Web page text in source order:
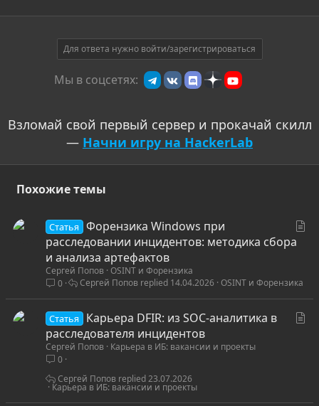
Для ответа нужно войти/зарегистрироваться
Мы в соцсетях:
Взломай свой первый сервер и прокачай скилл
— Начни игру на HackerLab
Похожие темы
я
Статья
Форензика Windows при
расследовании инцидентов: методика сбора
и анализа артефактов
Сергей Попов OSINT и Форензика
0
OSINT и Форензика
14.04.2026
Сергей Попов
Статья
Карьера DFIR: из SOC-аналитика в
расследователя инцидентов
Сергей Попов Карьера в ИБ: вакансии и проекты
0
Карьера в ИБ: вакансии и проекты
23.07.2026
Сергей Попов